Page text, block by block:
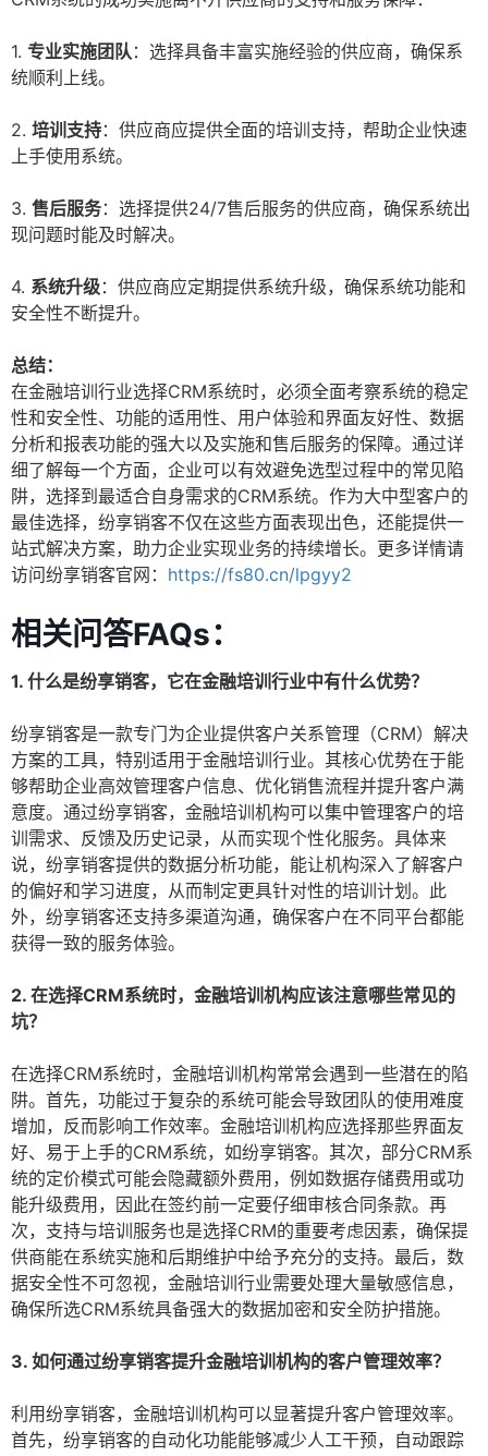
1. 专业实施团队：选择具备丰富实施经验的供应商，确保系
统顺利上线。
2. 培训支持：供应商应提供全面的培训支持，帮助企业快速
上手使用系统。
3. 售后服务：选择提供24/7售后服务的供应商，确保系统出
现问题时能及时解决。
4. 系统升级：供应商应定期提供系统升级，确保系统功能和
安全性不断提升。
总结：
在金融培训行业选择CRM系统时，必须全面考察系统的稳定
性和安全性、功能的适用性、用户体验和界面友好性、数据
分析和报表功能的强大以及实施和售后服务的保障。通过详
细了解每一个方面，企业可以有效避免选型过程中的常见陷
阱，选择到最适合自身需求的CRM系统。作为大中型客户的
最佳选择，纷享销客不仅在这些方面表现出色，还能提供一
站式解决方案，助力企业实现业务的持续增长。更多详情请
访问纷享销客官网： https://fs80.cn/lpgyy2
相关问答FAQs：
1. 什么是纷享销客，它在金融培训行业中有什么优势？
纷享销客是一款专门为企业提供客户关系管理（CRM）解决
方案的工具，特别适用于金融培训行业。其核心优势在于能
够帮助企业高效管理客户信息、优化销售流程并提升客户满
意度。通过纷享销客，金融培训机构可以集中管理客户的培
训需求、反馈及历史记录，从而实现个性化服务。具体来
说，纷享销客提供的数据分析功能，能让机构深入了解客户
的偏好和学习进度，从而制定更具针对性的培训计划。此
外，纷享销客还支持多渠道沟通，确保客户在不同平台都能
获得一致的服务体验。
2. 在选择CRM系统时，金融培训机构应该注意哪些常见的
坑？
在选择CRM系统时，金融培训机构常常会遇到一些潜在的陷
阱。首先，功能过于复杂的系统可能会导致团队的使用难度
增加，反而影响工作效率。金融培训机构应选择那些界面友
好、易于上手的CRM系统，如纷享销客。其次，部分CRM系
统的定价模式可能会隐藏额外费用，例如数据存储费用或功
能升级费用，因此在签约前一定要仔细审核合同条款。再
次，支持与培训服务也是选择CRM的重要考虑因素，确保提
供商能在系统实施和后期维护中给予充分的支持。最后，数
据安全性不可忽视，金融培训行业需要处理大量敏感信息，
确保所选CRM系统具备强大的数据加密和安全防护措施。
3. 如何通过纷享销客提升金融培训机构的客户管理效率？
利用纷享销客，金融培训机构可以显著提升客户管理效率。
首先，纷享销客的自动化功能能够减少人工干预，自动跟踪